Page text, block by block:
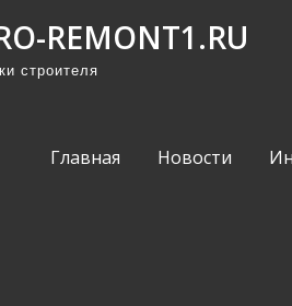
REMONT1.RU
строителя
Главная Новости